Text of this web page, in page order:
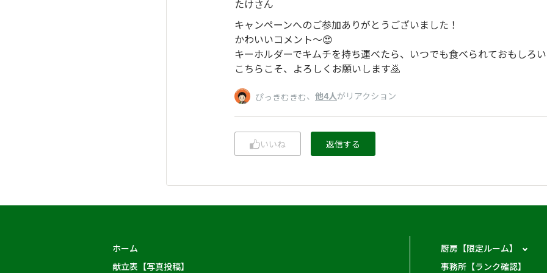
たけさん
キャンペーンへのご参加ありがとうございました！
かわいいコメント～😍
キーホルダーでキムチを持ち運べたら、いつでも食べられておもしろ
こちらこそ、よろしくお願いします🙇
ぴっきむきむ、 他4人がリアクション
いいね 返信する
ホーム
献立表【写真投稿】
厨房【限定ルーム】
事務所【ランク確認】